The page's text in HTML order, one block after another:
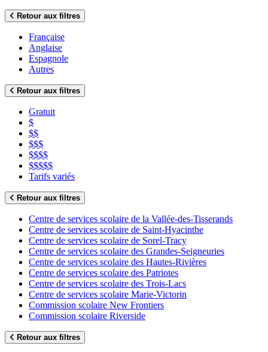
Retour aux filtres
Française
Anglaise
Espagnole
Autres
Retour aux filtres
Gratuit
$
$$
$$$
$$$$
$$$$$
Tarifs variés
Retour aux filtres
Centre de services scolaire de la Vallée-des-Tisserands
Centre de services scolaire de Saint-Hyacinthe
Centre de services scolaire de Sorel-Tracy
Centre de services scolaire des Grandes-Seigneuries
Centre de services scolaire des Hautes-Rivières
Centre de services scolaire des Patriotes
Centre de services scolaire des Trois-Lacs
Centre de services scolaire Marie-Victorin
Commission scolaire New Frontiers
Commission scolaire Riverside
Retour aux filtres